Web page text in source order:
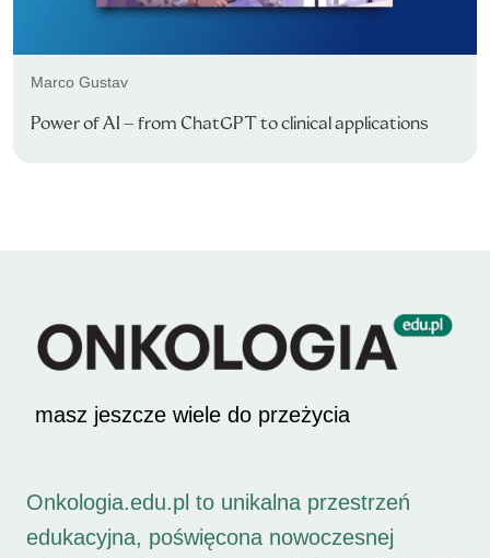
Marco Gustav
Power of AI – from ChatGPT to clinical applications
masz jeszcze wiele do przeżycia
Onkologia.edu.pl to unikalna przestrzeń
edukacyjna, poświęcona nowoczesnej